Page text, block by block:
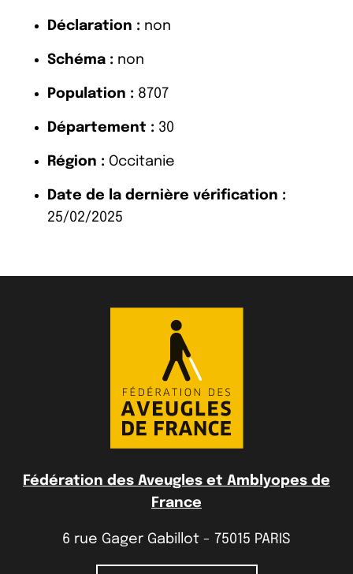
Déclaration : non
Schéma : non
Population : 8707
Département : 30
Région : Occitanie
Date de la dernière vérification :
25/02/2025
Fédération des Aveugles et Amblyopes de
France
6 rue Gager Gabillot - 75015 PARIS